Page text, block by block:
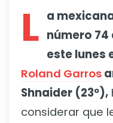
L a
número 74
este lunes
Roland Garros
Shnaider (23º),
considerar que